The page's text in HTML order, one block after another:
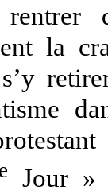
la
Jour »